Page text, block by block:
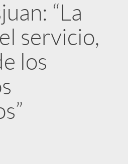
“La
servicio,
los